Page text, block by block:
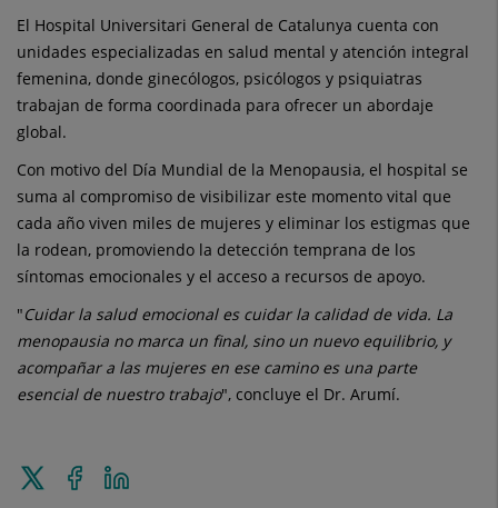
El Hospital Universitari General de Catalunya cuenta con
unidades especializadas en salud mental y atención integral
femenina, donde ginecólogos, psicólogos y psiquiatras
trabajan de forma coordinada para ofrecer un abordaje
global.
Con motivo del Día Mundial de la Menopausia, el hospital se
suma al compromiso de visibilizar este momento vital que
cada año viven miles de mujeres y eliminar los estigmas que
la rodean, promoviendo la detección temprana de los
síntomas emocionales y el acceso a recursos de apoyo.
"Cuidar la salud emocional es cuidar la calidad de vida. La
menopausia no marca un final, sino un nuevo equilibrio, y
acompañar a las mujeres en ese camino es una parte
esencial de nuestro trabajo", concluye el Dr. Arumí.
Enviar
Compartir
en